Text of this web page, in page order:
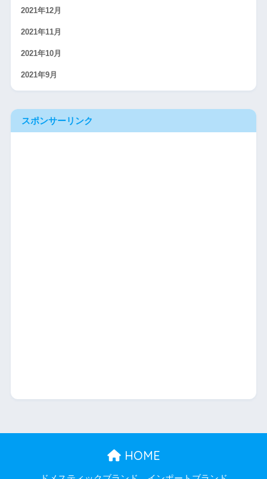
2021年12月
2021年11月
2021年10月
2021年9月
スポンサーリンク
HOME